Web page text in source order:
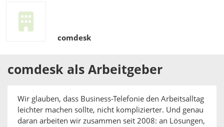
comdesk
comdesk als Arbeitgeber
Wir glauben, dass Business-Telefonie den Arbeitsalltag
leichter machen sollte, nicht komplizierter. Und genau
daran arbeiten wir zusammen seit 2008: an Lösungen,